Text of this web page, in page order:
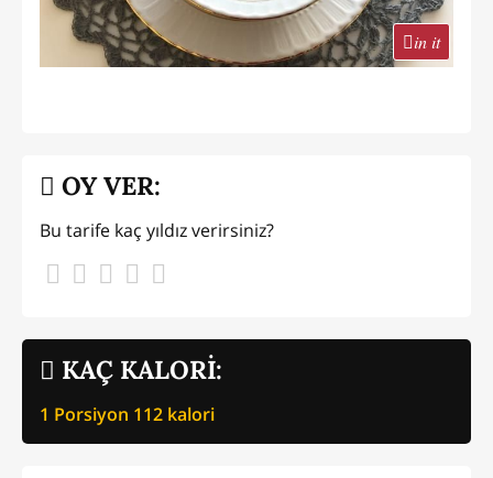
in it
KAÇ KALORİ:
1 Porsiyon 112 kalori
OY VER:
Bu tarife kaç yıldız verirsiniz?